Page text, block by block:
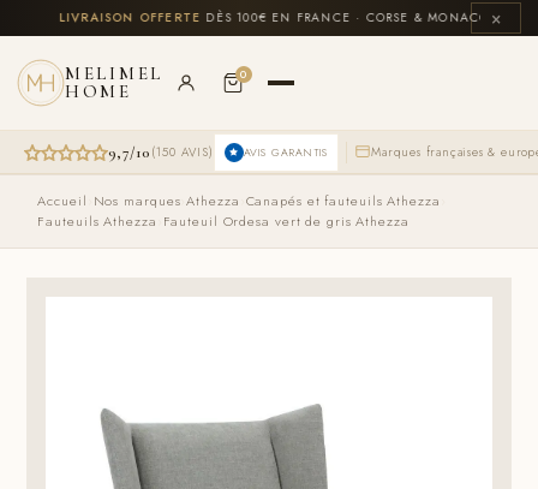
au
contenu
LIVRAISON OFFERTEDÈS 100€ EN FRANCE · CORSE & MONACO INCLUS
×
MELIMEL
HOME
0
9,7/10 (150 AVIS) AVIS GARANTIS Marques françaises &
Accueil Nos marques ›Athezza Canapés et fauteuils Athezza
Fauteuils Athezza Fauteuil Ordesa vert de gris Athezza